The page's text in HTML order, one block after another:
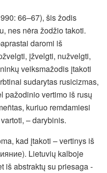
66–67), šis žodis
nes nėra žodžio takoti.
daromi iš
įžvelgti, nužvelgti,
veiksmažodis įtakoti
sudarytas rusicizmas,
pažodinio vertimo iš rusų
kuriuo remdamiesi
– darybinis.
kad įtakoti – vertinys iš
Lietuvių kalboje
iš abstraktų su priesaga -